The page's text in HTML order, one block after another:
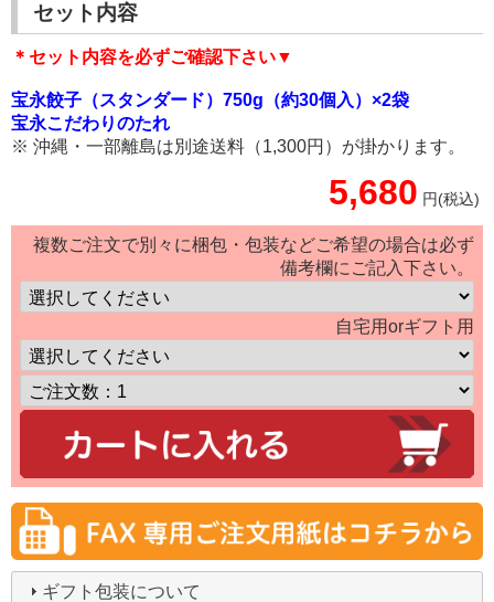
セット内容
＊セット内容を必ずご確認下さい▼
宝永餃子（スタンダード）750g（約30個入）×2袋
宝永こだわりのたれ
※ 沖縄・一部離島は別途送料（1,300円）が掛かります。
5,680 円(税込)
複数ご注文で別々に梱包・包装などご希望の場合は必ず
備考欄にご記入下さい。
自宅用orギフト用
ギフト包装について